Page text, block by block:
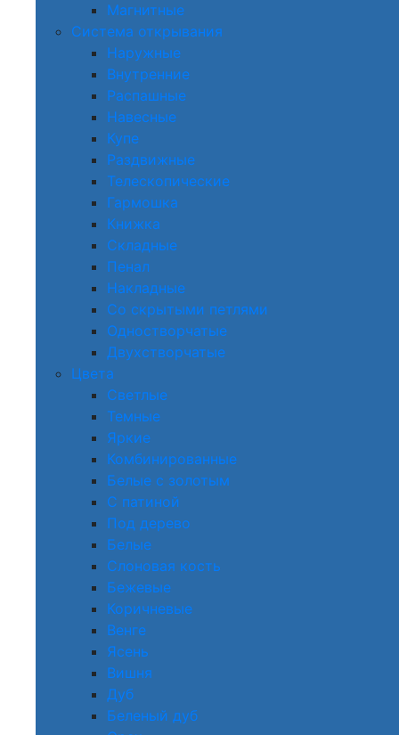
Магнитные
Система открывания
Наружные
Внутренние
Распашные
Навесные
Купе
Раздвижные
Телескопические
Гармошка
Книжка
Складные
Пенал
Накладные
Со скрытыми петлями
Одностворчатые
Двухстворчатые
Цвета
Светлые
Темные
Яркие
Комбинированные
Белые с золотым
С патиной
Под дерево
Белые
Слоновая кость
Бежевые
Коричневые
Венге
Ясень
Вишня
Дуб
Беленый дуб